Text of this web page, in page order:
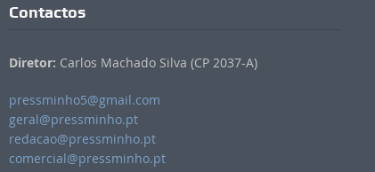
Contactos
Diretor: Carlos Machado Silva (CP 2037-A)
pressminho5@gmail.com
geral@pressminho.pt
redacao@pressminho.pt
comercial@pressminho.pt